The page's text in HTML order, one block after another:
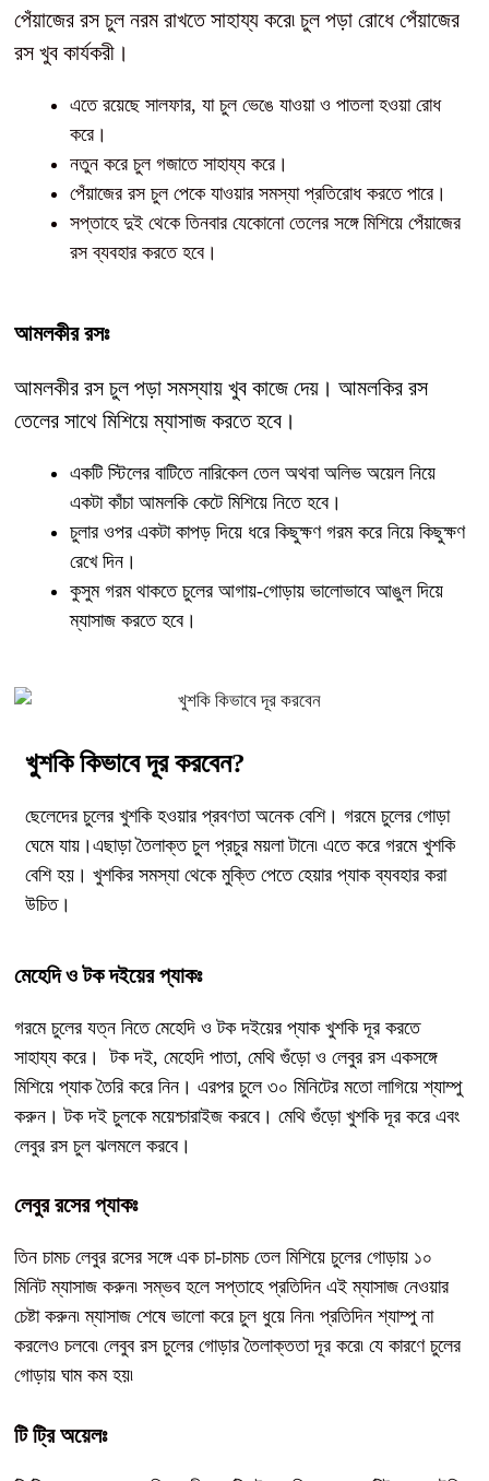
পেঁয়াজের রস চুল নরম রাখতে সাহায্য করে৷ চুল পড়া রোধে পেঁয়াজের
রস খুব কার্যকরী।
এতে রয়েছে সালফার, যা চুল ভেঙে যাওয়া ও পাতলা হওয়া রোধ
করে।
নতুন করে চুল গজাতে সাহায্য করে।
পেঁয়াজের রস চুল পেকে যাওয়ার সমস্যা প্রতিরোধ করতে পারে।
সপ্তাহে দুই থেকে তিনবার যেকোনো তেলের সঙ্গে মিশিয়ে পেঁয়াজের
রস ব্যবহার করতে হবে।
আমলকীর রসঃ
আমলকীর রস চুল পড়া সমস্যায় খুব কাজে দেয়। আমলকির রস
তেলের সাথে মিশিয়ে ম্যাসাজ করতে হবে।
একটি স্টিলের বাটিতে নারিকেল তেল অথবা অলিভ অয়েল নিয়ে
একটা কাঁচা আমলকি কেটে মিশিয়ে নিতে হবে।
চুলার ওপর একটা কাপড় দিয়ে ধরে কিছুক্ষণ গরম করে নিয়ে কিছুক্ষণ
রেখে দিন।
কুসুম গরম থাকতে চুলের আগায়-গোড়ায় ভালোভাবে আঙুল দিয়ে
ম্যাসাজ করতে হবে।
খুশকি কিভাবে দূর করবেন?
ছেলেদের চুলের খুশকি হওয়ার প্রবণতা অনেক বেশি। গরমে চুলের গোড়া
ঘেমে যায়।এছাড়া তৈলাক্ত চুল প্রচুর ময়লা টানে৷ এতে করে গরমে খুশকি
বেশি হয়। খুশকির সমস্যা থেকে মুক্তি পেতে হেয়ার প্যাক ব্যবহার করা
উচিত।
মেহেদি ও টক দইয়ের প্যাকঃ
গরমে চুলের যত্ন নিতে মেহেদি ও টক দইয়ের প্যাক খুশকি দূর করতে
সাহায্য করে। টক দই, মেহেদি পাতা, মেথি গুঁড়ো ও লেবুর রস একসঙ্গে
মিশিয়ে প্যাক তৈরি করে নিন। এরপর চুলে ৩০ মিনিটের মতো লাগিয়ে শ্যাম্পু
করুন। টক দই চুলকে ময়েশ্চারাইজ করবে। মেথি গুঁড়ো খুশকি দূর করে এবং
লেবুর রস চুল ঝলমলে করবে।
লেবুর রসের প্যাকঃ
তিন চামচ লেবুর রসের সঙ্গে এক চা-চামচ তেল মিশিয়ে চুলের গোড়ায় ১০
মিনিট ম্যাসাজ করুন৷ সম্ভব হলে সপ্তাহে প্রতিদিন এই ম্যাসাজ নেওয়ার
চেষ্টা করুন৷ ম্যাসাজ শেষে ভালো করে চুল ধুয়ে নিন৷ প্রতিদিন শ্যাম্পু না
করলেও চলবে৷ লেবুব রস চুলের গোড়ার তৈলাক্ততা দূর করে৷ যে কারণে চুলের
গোড়ায় ঘাম কম হয়৷
টি ট্রি অয়েলঃ